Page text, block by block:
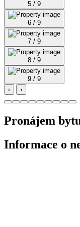
5 / 9
6 / 9
7 / 9
8 / 9
9 / 9
‹
›
Pronájem
Informace o